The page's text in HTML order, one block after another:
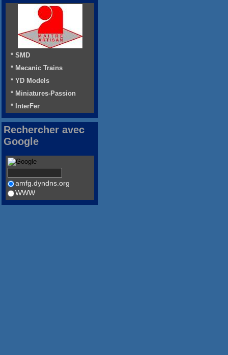
* SMD
* Mecanic Trains
* YD Models
* Miniatures-Passion
* InterFer
Rechercher avec
Google
amfg.dyndns.org
WWW